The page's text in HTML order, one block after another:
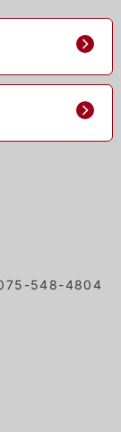
075-548-4804